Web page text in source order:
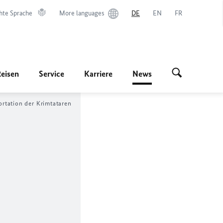
Sprache More languages DE EN FR
Service Karriere News
der Krimtataren